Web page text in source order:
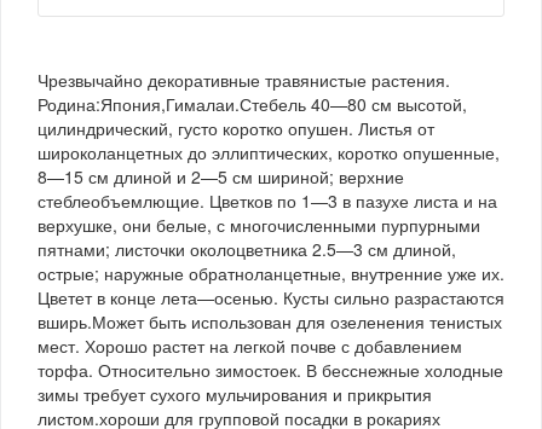
Чрезвычайно декоративные травянистые растения.
Родина:Япония,Гималаи.Стебель 40—80 см высотой,
цилиндрический, густо коротко опушен. Листья от
широколанцетных до эллиптических, коротко опушенные,
8—15 см длиной и 2—5 см шириной; верхние
стеблеобъемлющие. Цветков по 1—3 в пазухе листа и на
верхушке, они белые, с многочисленными пурпурными
пятнами; листочки околоцветника 2.5—3 см длиной,
острые; наружные обратноланцетные, внутренние уже их.
Цветет в конце лета—осенью. Кусты сильно разрастаются
вширь.Может быть использован для озеленения тенистых
мест. Хорошо растет на легкой почве с добавлением
торфа. Относительно зимостоек. В бесснежные холодные
зимы требует сухого мульчирования и прикрытия
листом.хороши для групповой посадки в рокариях